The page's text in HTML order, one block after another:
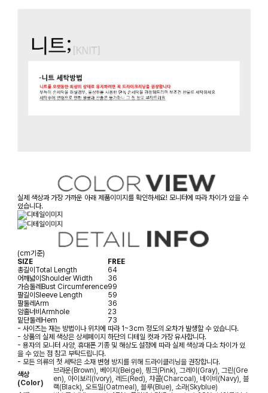
실제 색상과 가장 가까운 아래 제품이미지를 확인하세요! 모니터에 따라 차이가 있을 수
있습니다.
(cm기준)
SIZE
FREE
총길이 Total Length
64
어깨넓이 Shoulder Width
36
가슴둘레 Bust Circumference99
팔길이 Sleeve Length
59
팔둘레 Arm
36
암홀너비 Armhole
23
밑단둘레 Hem
73
- 사이즈는 재는 방법이나 위치에 따라 1~3cm 정도의 오차가 발생할 수 있습니다.
- 상품의 실제 색상은 상세페이지 하단의 디테일 컷과 가장 유사합니다.
- 용자의 모니터 사양, 휴대폰 기종 및 해상도 설정에 따라 실제 색상과 다소 차이가 있
을 수 있는 점 참고 부탁드립니다.
- 모든 의류의 첫 세탁은 소재 변형 방지를 위해 드라이클리닝을 권장합니다.
색상
(Color)
브라운(Brown), 베이지(Beige), 핑크(Pink), 그레이(Gray), 그린(Gre
en), 아이보리(Ivory), 레드(Red), 챠콜(Charcoal), 네이비(Navy), 블
랙(Black), 오트밀(Oatmeal), 블루(Blue), 소라(Skyblue)